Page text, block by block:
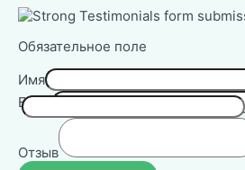
Обязательное поле
Имя
Email
Отзыв